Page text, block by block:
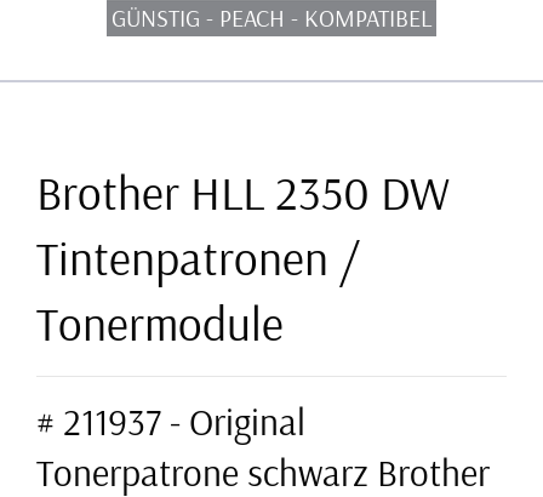
GÜNSTIG - PEACH - KOMPATIBEL
Brother HLL 2350 DW
Tintenpatronen /
Tonermodule
# 211937 - Original
Tonerpatrone schwarz Brother